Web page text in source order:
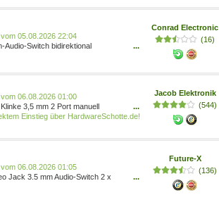
05.08.2026 22:04
Audio-Switch bidirektional
...
Conrad Electronic
(16)
06.08.2026 01:00
3,5 mm 2 Port manuell
...
Einstieg über HardwareSchotte.de!
Jacob Elektronik
(544)
06.08.2026 01:05
Jack 3.5 mm Audio-Switch 2 x
...
Future-X
(136)